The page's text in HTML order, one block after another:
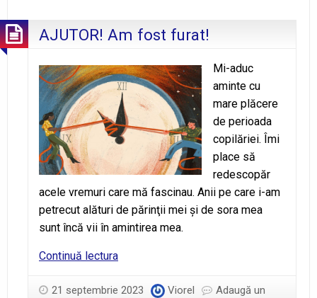
AJUTOR! Am fost furat!
Mi-aduc
aminte cu
mare plăcere
de perioada
copilăriei. Îmi
place să
redescopăr
acele vremuri care mă fascinau. Anii pe care i-am
petrecut alături de părinţii mei şi de sora mea
sunt încă vii în amintirea mea.
Continuă lecturaAJUTOR!
fost
21 septembrie 2023 Viorel
Adaugă un